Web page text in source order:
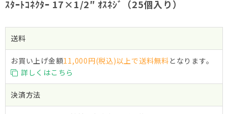
ｽﾀｰﾄｺﾈｸﾀｰ 17×1/2″ ｵｽﾈｼﾞ（25個入り）
送料
お買い上げ金額11,000円(税込)以上で送料無料 となります。
詳しくはこちら
決済方法